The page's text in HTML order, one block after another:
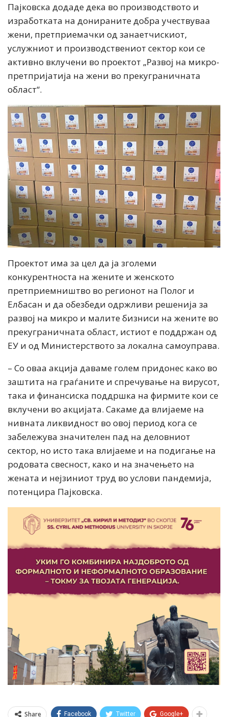
Пајковска додаде дека во производството и
изработката на донираните добра учествуваа
жени, претприемачки од занаетчискиот,
услужниот и производствениот сектор кои се
активно вклучени во проектот „Развој на микро-
претпријатија на жени во прекуграничната
област“.
Проектот има за цел да ја зголеми
конкурентноста на жените и женското
претприемништво во регионот на Полог и
Елбасан и да обезбеди одржливи решенија за
развој на микро и малите бизниси на жените во
прекуграничната област, истиот е поддржан од
ЕУ и од Министерството за локална самоуправа.
– Со оваа акција даваме голем придонес како во
заштита на граѓаните и спречување на вирусот,
така и финансиска поддршка на фирмите кои се
вклучени во акцијата. Сакаме да влијаеме на
нивната ликвидност во овој период кога се
забележува значителен пад на деловниот
сектор, но исто така влијаеме и на подигање на
родовата свесност, како и на значењето на
жената и нејзиниот труд во услови пандемија,
потенцира Пајковска.
Share Facebook Twitter Google+